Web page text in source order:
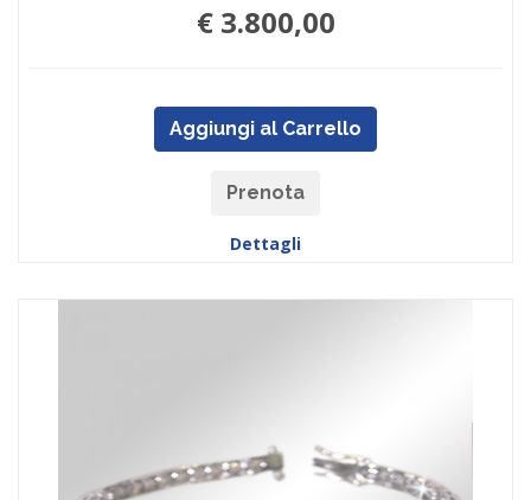
€ 3.800,00
Aggiungi al Carrello
Prenota
Dettagli